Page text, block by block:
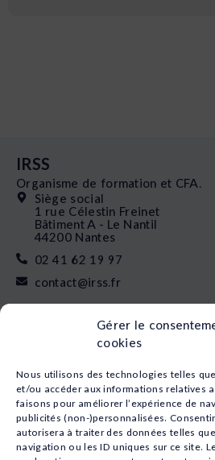
Gérer le
cookies
Nous utilisons des technologies telles
et/ou accéder aux informations relatives
faisons pour améliorer l’expérience de
publicités (non-)personnalisées.
autorisera à traiter des données telles
navigation ou les ID uniques sur ce site.
IRSS
Organisme de formation et CFA.
Siège social
1 rue Célestin Freinet
Bâtiment A - Le Nantil
44200 Nantes
02 41 62 19 97
contact@irss.fr
Nos formations
L’apprentissage
Financement
Qui sommes-nous
Actualités
Nos études
Recrutement